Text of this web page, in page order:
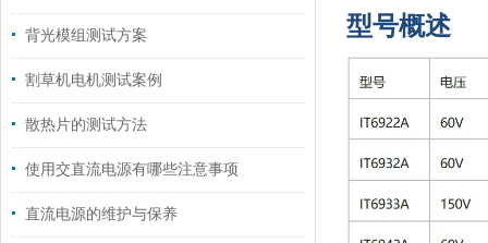
背光模组测试方案
割草机电机测试案例
散热片的测试方法
使用交直流电源有哪些注意事项
直流电源的维护与保养
型号概述